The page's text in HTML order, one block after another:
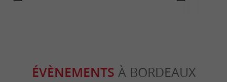
ÉVÈNEMENTS À BORDEAUX